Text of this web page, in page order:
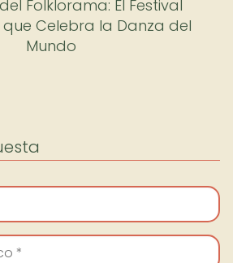
Folklorama: El Festival
Celebra la Danza del
Mundo